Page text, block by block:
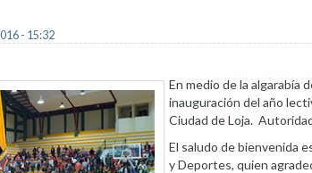
- 15:32
En medio de la algarabía
inauguración del año
Ciudad de Loja.
El saludo de bienvenida
y Deportes, quien